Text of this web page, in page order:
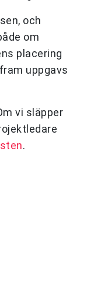
och
om
placering
uppgavs
vi släpper
.